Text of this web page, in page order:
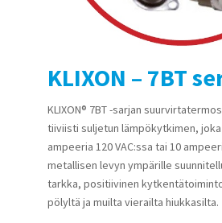
KLIXON – 7BT
KLIXON® 7BT -sarjan
tiiviisti suljetun lämpökytkimen,
ampeeria 120 VAC:ssa tai 10
metallisen levyn ympärille
tarkka, positiivinen
pölyltä ja muilta vierailta hiukkasilta.